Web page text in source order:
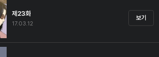
제23화
17.03.12
보기